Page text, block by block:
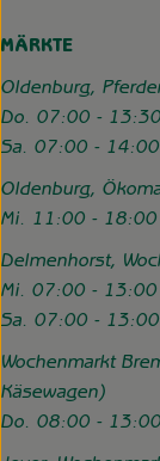
MÄRKTE
Oldenburg,
Do. 07:00 -
Sa. 07:00 - 14:00
Oldenburg,
Mi. 11:00 - 18:00
Delmenhorst,
Mi. 07:00 - 13:00
Sa. 07:00 - 13:00
Wochenmarkt
Käsewagen)
Do. 08:00 -